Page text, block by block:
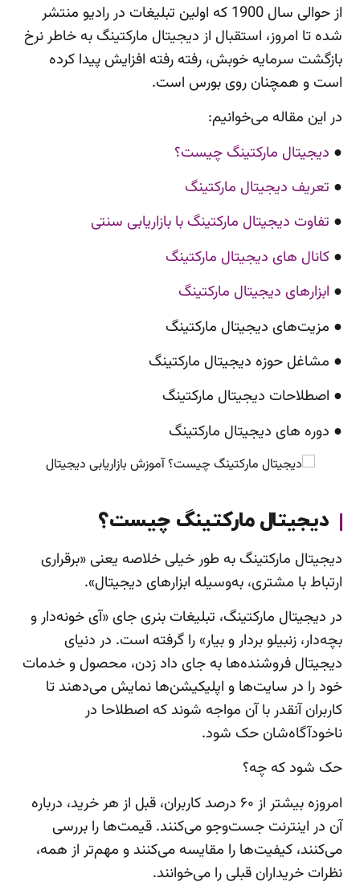
از حوالی سال 1900 که اولین تبلیغات در رادیو منتشر
شده تا امروز، استقبال از دیجیتال مارکتینگ به خاطر نرخ
بازگشت سرمایه خوبش، رفته رفته افزایش پیدا کرده
است و همچنان روی بورس است.
در این مقاله می‌خوانیم:
● دیجیتال مارکتینگ چیست؟
● تعریف دیجیتال مارکتینگ
● تفاوت دیجیتال مارکتینگ با بازاریابی سنتی
● کانال های دیجیتال مارکتینگ
● ابزارهای دیجیتال مارکتینگ
● مزیت‌های دیجیتال مارکتینگ
● مشاغل حوزه دیجیتال مارکتینگ
● اصطلاحات دیجیتال مارکتینگ
● دوره های دیجیتال مارکتینگ
دیجیتال مارکتینگ چیست؟
دیجیتال مارکتینگ به طور خیلی خلاصه یعنی «برقراری
ارتباط با مشتری، به‌وسیله ابزارهای دیجیتال».
در دیجیتال مارکتینگ، تبلیغات بنری جای «آی خونه‌دار و
بچه‌دار، زنبیلو بردار و بیار» را گرفته است. در دنیای
دیجیتال فروشنده‌ها به جای داد زدن، محصول و خدمات
خود را در سایت‌ها و اپلیکیشن‌ها نمایش می‌دهند تا
کاربران آنقدر با آن مواجه شوند که اصطلاحا در
ناخودآگاه‌شان حک شود.
حک شود که چه؟
امروزه بیشتر از ۶۰ درصد کاربران، قبل از هر خرید، درباره
آن در اینترنت جست‌وجو می‌کنند. قیمت‌ها را بررسی
می‌کنند، کیفیت‌ها را مقایسه می‌کنند و مهم‌تر از همه،
نظرات خریداران قبلی را می‌خوانند.